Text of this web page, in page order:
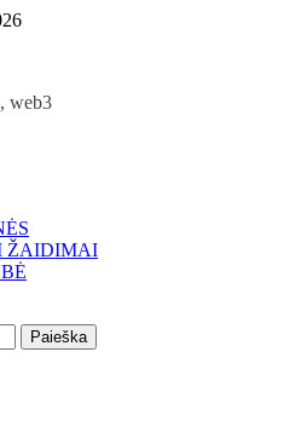
web3
ŽAIDIMAI